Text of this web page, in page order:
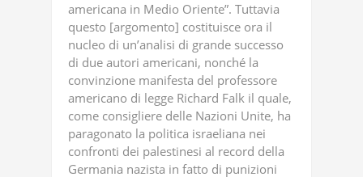
americana in Medio Oriente”. Tuttavia
questo [argomento] costituisce ora il
nucleo di un’analisi di grande successo
di due autori americani, nonché la
convinzione manifesta del professore
americano di legge Richard Falk il quale,
come consigliere delle Nazioni Unite, ha
paragonato la politica israeliana nei
confronti dei palestinesi al record della
Germania nazista in fatto di punizioni